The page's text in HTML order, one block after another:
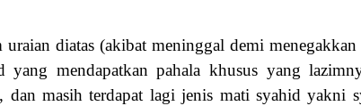
uraian diatas (akibat meninggal demi
yang mendapatkan pahala khusus yang
dan masih terdapat lagi jenis mati syahid yakni